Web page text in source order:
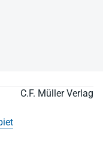
C.F. Müller Verlag